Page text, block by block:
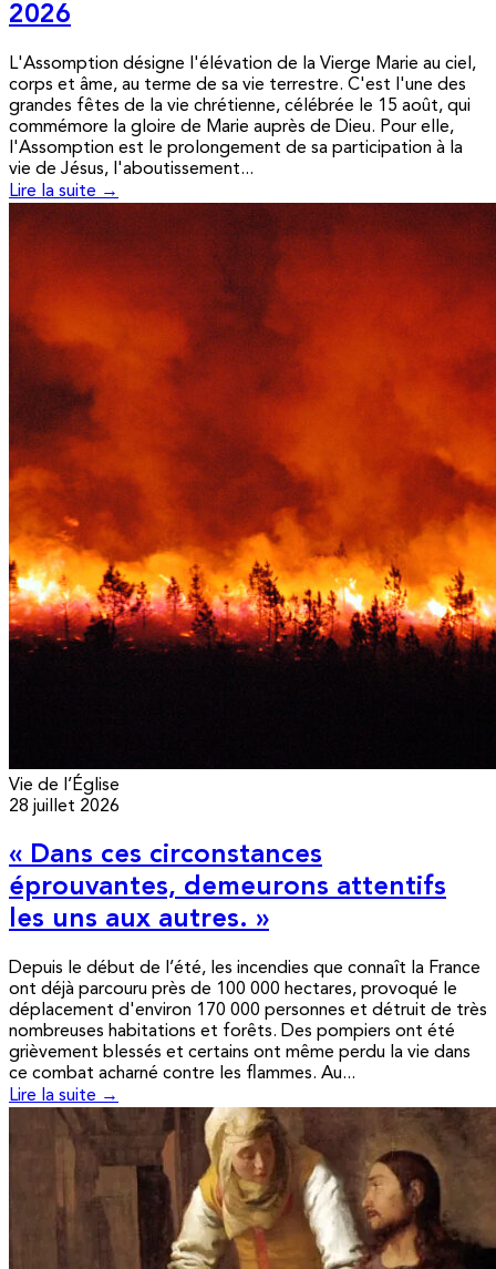
2026
L'Assomption désigne l'élévation de la Vierge Marie au ciel,
corps et âme, au terme de sa vie terrestre. C'est l'une des
grandes fêtes de la vie chrétienne, célébrée le 15 août, qui
commémore la gloire de Marie auprès de Dieu. Pour elle,
l'Assomption est le prolongement de sa participation à la
vie de Jésus, l'aboutissement...
Lire la suite →
Vie de l’Église
28 juillet 2026
« Dans ces circonstances
éprouvantes, demeurons attentifs
les uns aux autres. »
Depuis le début de l’été, les incendies que connaît la France
ont déjà parcouru près de 100 000 hectares, provoqué le
déplacement d'environ 170 000 personnes et détruit de très
nombreuses habitations et forêts. Des pompiers ont été
grièvement blessés et certains ont même perdu la vie dans
ce combat acharné contre les flammes. Au...
Lire la suite →